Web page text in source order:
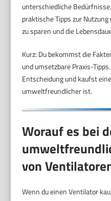
unterschiedliche
praktische Tipps zur
zu sparen und die
Kurz: Du bekommst die
und umsetzbare Praxis-
Entscheidung und kaufst
umweltfreundlicher ist.
Worauf es bei
von
Wenn du einen Ventilator